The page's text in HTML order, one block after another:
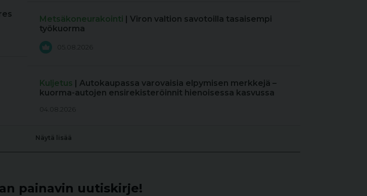
Metsäkoneurakointi | Viron valtion savotoilla tasaisempi
työkuorma
05.08.2026
Kuljetus | Autokaupassa varovaisia elpymisen merkkejä –
kuorma-autojen ensirekisteröinnit hienoisessa kasvussa
04.08.2026
Näytä lisää
painavin uutiskirje!